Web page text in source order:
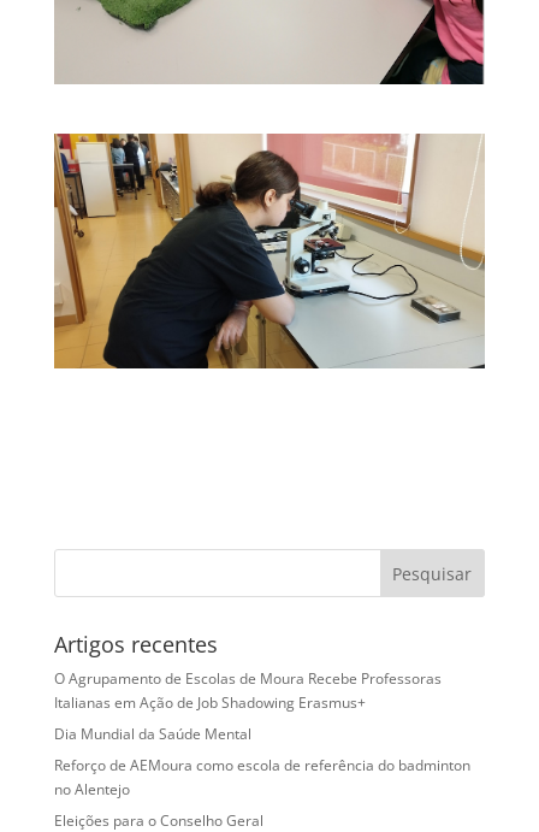
Artigos recentes
O Agrupamento de Escolas de Moura Recebe Professoras
Italianas em Ação de Job Shadowing Erasmus+
Dia Mundial da Saúde Mental
Reforço de AEMoura como escola de referência do badminton
no Alentejo
Eleições para o Conselho Geral